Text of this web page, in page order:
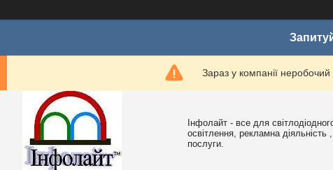
Зараз у компанії
Інфолайт - все для
освітлення, рекламна діяльність ,
послуги.